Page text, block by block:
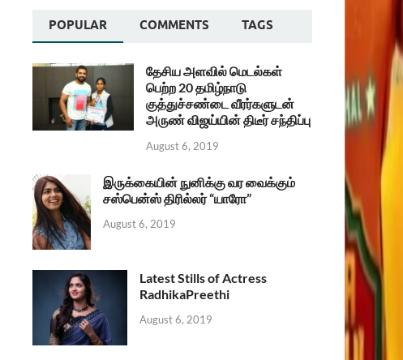
POPULAR COMMENTS TAGS
தேசிய அளவில் மெடல்கள்
பெற்ற 20 தமிழ்நாடு
குத்துச்சண்டை வீரர்களுடன்
அருண் விஜய்யின் திடீர் சந்திப்பு
August 6, 2019
இருக்கையின் நுனிக்கு வர வைக்கும்
சஸ்பென்ஸ் திரில்லர் “யாரோ”
August 6, 2019
Latest Stills of Actress
RadhikaPreethi
August 6, 2019